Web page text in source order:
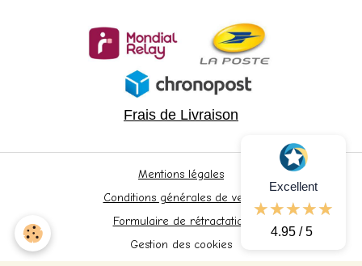
Frais de Livraison
Mentions légales
Conditions générales de vente
Formulaire de rétractation
Gestion des cookies
Excellent
4.95 / 5